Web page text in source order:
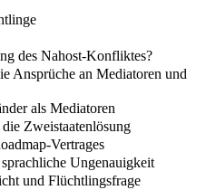
des Nahost-Konfliktes?
Ansprüche an Mediatoren und
als Mediatoren
Zweistaatenlösung
Vertrages
Ungenauigkeit
und Flüchtlingsfrage